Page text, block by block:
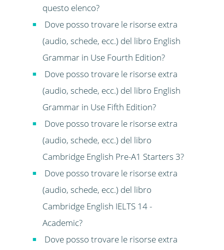
questo elenco?
Dove posso trovare le risorse extra
(audio, schede, ecc.) del libro English
Grammar in Use Fourth Edition?
Dove posso trovare le risorse extra
(audio, schede, ecc.) del libro English
Grammar in Use Fifth Edition?
Dove posso trovare le risorse extra
(audio, schede, ecc.) del libro
Cambridge English Pre-A1 Starters 3?
Dove posso trovare le risorse extra
(audio, schede, ecc.) del libro
Cambridge English IELTS 14 -
Academic?
Dove posso trovare le risorse extra